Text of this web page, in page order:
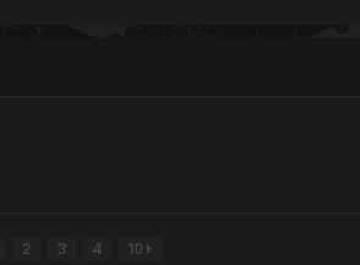
2 3 4 10